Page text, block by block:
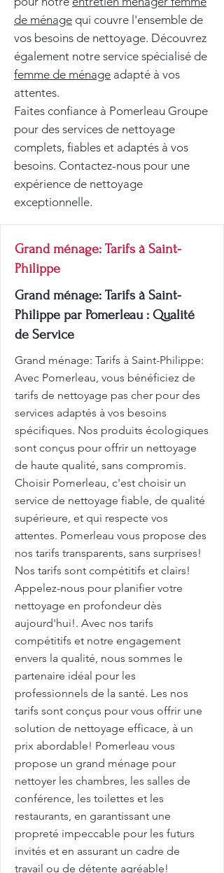
de ménage qui couvre l'ensemble de
vos besoins de nettoyage. Découvrez
également notre service spécialisé de
femme de ménage adapté à vos
attentes.
Faites confiance à Pomerleau Groupe
pour des services de nettoyage
complets, fiables et adaptés à vos
besoins. Contactez-nous pour une
expérience de nettoyage
exceptionnelle.
Grand ménage: Tarifs à Saint-
Philippe
Grand ménage: Tarifs à Saint-
Philippe par Pomerleau : Qualité
de Service
Grand ménage: Tarifs à Saint-Philippe:
Avec Pomerleau, vous bénéficiez de
tarifs de nettoyage pas cher pour des
services adaptés à vos besoins
spécifiques. Nos produits écologiques
sont conçus pour offrir un nettoyage
de haute qualité, sans compromis.
Choisir Pomerleau, c'est choisir un
service de nettoyage fiable, de qualité
supérieure, et qui respecte vos
attentes. Pomerleau vous propose des
nos tarifs transparents, sans surprises!
Nos tarifs sont compétitifs et clairs!
Appelez-nous pour planifier votre
nettoyage en profondeur dès
aujourd'hui!. Avec nos tarifs
compétitifs et notre engagement
envers la qualité, nous sommes le
partenaire idéal pour les
professionnels de la santé. Les nos
tarifs sont conçus pour vous offrir une
solution de nettoyage efficace, à un
prix abordable! Pomerleau vous
propose un grand ménage pour
nettoyer les chambres, les salles de
conférence, les toilettes et les
restaurants, en garantissant une
propreté impeccable pour les futurs
invités et en assurant un cadre de
travail ou de détente agréable!